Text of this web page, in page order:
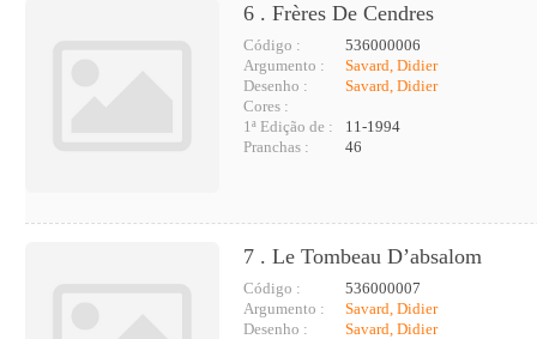
6 . Frères De Cendres
Código :
536000006
Argumento :
Savard, Didier
Desenho :
Savard, Didier
Cores :
1ª Edição de :
11-1994
Pranchas :
46
7 . Le Tombeau D’absalom
Código :
536000007
Argumento :
Savard, Didier
Desenho :
Savard, Didier